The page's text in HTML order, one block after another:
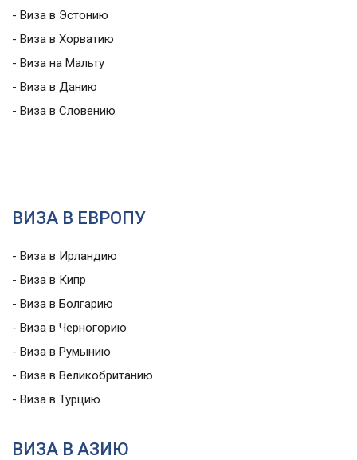
- Виза в Эстонию
- Виза в Хорватию
- Виза на Мальту
- Виза в Данию
- Виза в Словению
ВИЗА В ЕВРОПУ
- Виза в Ирландию
- Виза в Кипр
- Виза в Болгарию
- Виза в Черногорию
- Виза в Румынию
- Виза в Великобританию
- Виза в Турцию
ВИЗА В АЗИЮ